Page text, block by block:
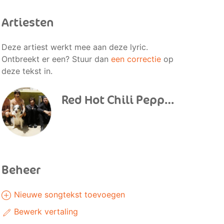
Artiesten
Deze artiest werkt mee aan deze lyric.
Ontbreekt er een? Stuur dan een correctieop
deze tekst in.
Red Hot Chili Peppers
Beheer
Nieuwe songtekst toevoegen
Bewerk vertaling